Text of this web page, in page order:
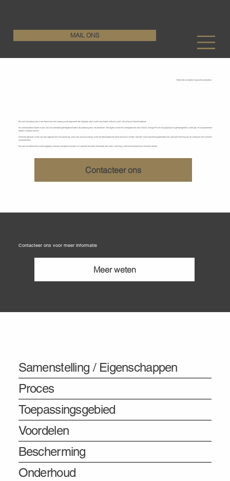
MAIL ONS
Maximale veiligheid, duurzame prestaties
Een anti-slip betonvloer is een betonvloer die zodanig wordt afgewerkt dat uitglijden sterk wordt verminderd, zelfs bij vocht, vervuiling of intensief gebruik.
Bij exterieurbetonvloeren wordt anti-slip standaard geïntegreerd tijdens de plaatsing door de aannemer. Vervolgens wordt het vloeroppervlak door KenDa Design BV anti-slip gepolijst en geïmpregneerd, zodat grip en duurzaamheid
perfect in balans blijven.
Wanneer gekozen wordt voor een lagende anti-slip oplossing, zoals een structuurcoating, moet het betonoppervlak eerst technisch worden bewerkt. Deze bewerking garandeert een optimale hechting van de coating en een uniforme
slipweerstand.
Een anti-slip betonvloer wordt toegepast wanneer veiligheid cruciaal is of wanneer het beton blootstaat aan water, vervuiling, chemische belasting of intensief verkeer.
Contacteer ons
Contacteer ons voor meer informatie
Meer weten
Samenstelling / Eigenschappen
Proces
Toepassingsgebied
Voordelen
Bescherming
Onderhoud